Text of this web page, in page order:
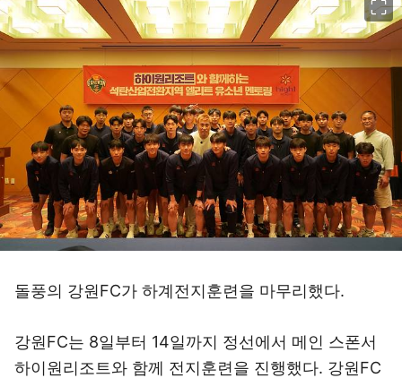
돌풍의 강원FC가 하계전지훈련을 마무리했다.
강원FC는 8일부터 14일까지 정선에서 메인 스폰서
하이원리조트와 함께 전지훈련을 진행했다. 강원FC